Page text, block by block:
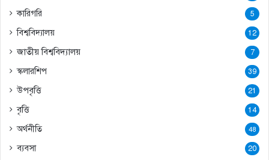
কারিগরি 5
বিশ্ববিদ্যালয় 12
জাতীয় বিশ্ববিদ্যালয় 7
স্কলারশিপ 39
উপবৃত্তি 21
বৃত্তি 14
অর্থনীতি 48
ব্যবসা 20